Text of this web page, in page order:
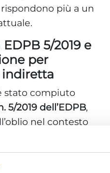
più a un
5/2019 e
per
stato compiuto
5/2019 dell’EDPB,
nel contesto
può
solo quando il